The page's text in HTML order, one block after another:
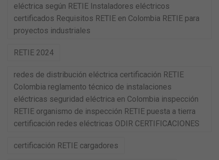
eléctrica según RETIE Instaladores eléctricos
certificados Requisitos RETIE en Colombia RETIE para
proyectos industriales
RETIE 2024
redes de distribución eléctrica certificación RETIE
Colombia reglamento técnico de instalaciones
eléctricas seguridad eléctrica en Colombia inspección
RETIE organismo de inspección RETIE puesta a tierra
certificación redes eléctricas ODIR CERTIFICACIONES
certificación RETIE cargadores